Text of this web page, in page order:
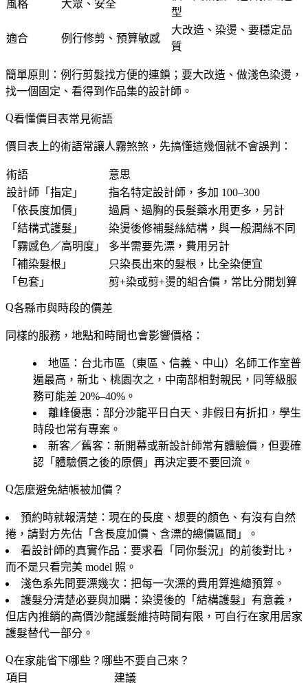
風格 大眾、安全
型
適合 例行修剪、預算敏感
大改造、染燙、要穩定品
質
簡單原則： 例行剪髮找方便的連鎖；要大改造、做淺色染燙，
找一個固定、看得到作品集的設計師。
看懂價目表常見術語
價目表上的術語常讓人霧煞煞，先搞懂這幾個就不會誤判：
術語
意思
設計師「指定」
指名特定設計師，多加 100–300
「依長度加價」
過肩、過胸的長髮藥水用更多，另計
「結構式護髮」
染燙後修補髮絲結構，與一般潤絲不同
「霧感色／高明度」
多半需要先漂，費用另計
「補染髮根」
只染長出來的髮根，比全染便宜
「包套」
剪+染或剪+燙的組合價，常比分開划算
各縣市與時段的價差
同樣的服務，地點和時間也會影響價格：
地區 ：台北市區（東區、信義、中山）名師工作室普
遍最高，新北、桃園次之，中南部相對親民，同等級服
務可能差 20%–40%。
離峰優惠 ：部分沙龍平日白天、非假日有折扣，學生
時段也常有專案。
新客／舊客 ：新開幕或新設計師常有體驗價，但要確
認「體驗價之後的原價」再決定要不要回流。
怎麼避免結帳被加價？
預約時就報清楚 ：現在的長度、想要的顏色、有沒有自然
捲，請對方先估「含長度加價、含漂的總價區間」。
看設計師的真實作品 ：要求看「同你髮況」的前後對比，
而不是只看完美 model 照。
淺色系先問要漂幾次 ：把每一次漂的費用算進總預算。
護髮分清楚必要與加購 ：染燙後的「結構護髮」有意義，
但店內推銷的高價沙龍護髮維持時間有限，可自行在家用居家
護髮替代一部分。
在家能省下哪些？哪些不要自己來？
項目
建議